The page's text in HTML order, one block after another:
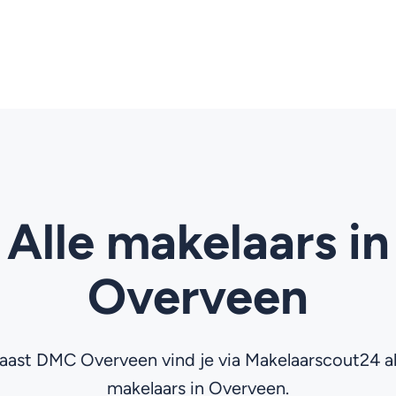
Alle makelaars in
Overveen
DMC Overveen vind je via Makelaarscout24
makelaars in Overveen.